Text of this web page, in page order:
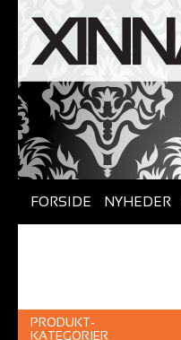
FORSIDE NYHEDER
PRODUKT-
KATEGORIER